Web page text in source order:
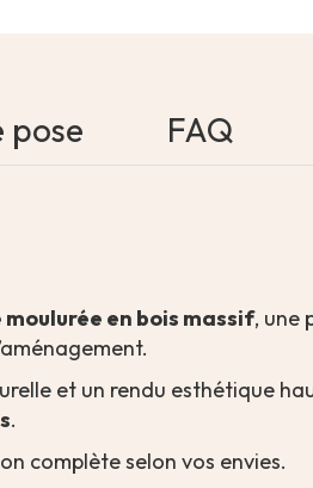
pose FAQ
en bois massif, une
et un rendu esthétique
.
complète selon vos envies.